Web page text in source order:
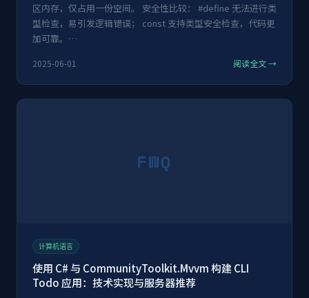
区内存，仅占用一份空间。 安全性比较： #define 无法进行类
型检查，易引发逻辑错误； const 支持类型安全检查，代码更
加可靠。…
2025-06-01 阅读全文 →
FWQ
计算机语言
使用 C# 与 CommunityToolkit.Mvvm 构建 CLI
Todo 应用：技术实现与服务器推荐